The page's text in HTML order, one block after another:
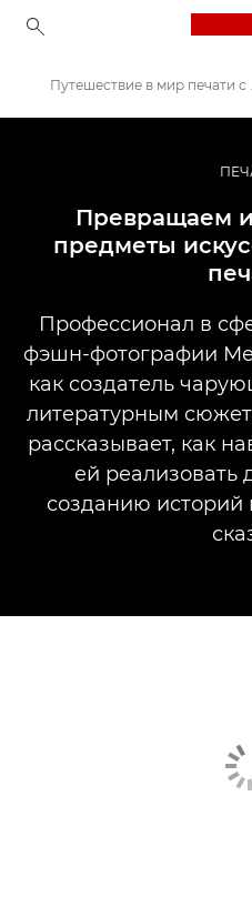
Истории
Превращаем
предметы
Профессионал в
фэшн-фотографии
как создатель
литературным
рассказывает, как
ей реализовать
созданию историй